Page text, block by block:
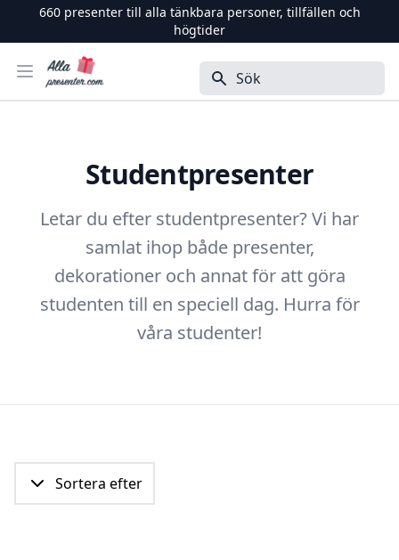
660presenter till alla tänkbara personer, tillfällen och
högtider
Öppna menyn
Alla Presenter Sök
Studentpresenter
Letar du efter studentpresenter? Vi har
samlat ihop både presenter,
dekorationer och annat för att göra
studenten till en speciell dag. Hurra för
våra studenter!
Sortera efter